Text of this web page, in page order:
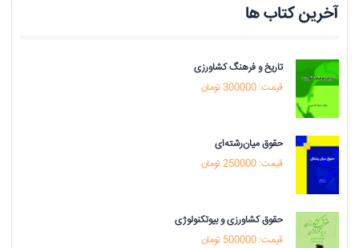
آخرین کتاب ها
تاریخ و فرهنگ کشاورزی
قیمت: 300000 تومان
حقوق میان‌رشته‌ای
قیمت: 250000 تومان
حقوق کشاورزی و بیوتکنولوژی
قیمت: 500000 تومان